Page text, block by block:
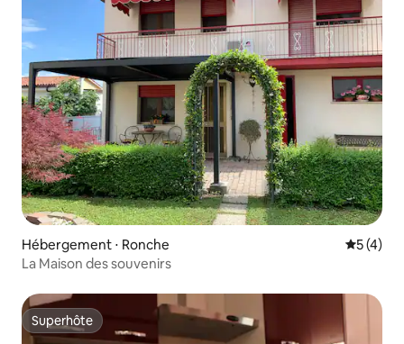
Hébergement ⋅ Ronche
5 (4)
La Maison des souvenirs
Superhôte
Superhôte